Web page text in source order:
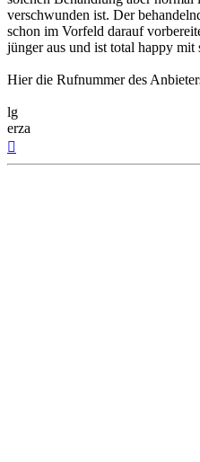
verschwunden ist. Der
schon im Vorfeld darauf
jünger aus und ist total happy mit
Hier die Rufnummer des
lg
erza